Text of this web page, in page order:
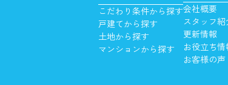
こだわり条件から探す
戸建てから探す
土地から探す
マンションから探す
会社概要
スタッフ紹
更新情報
お役立ち情
お客様の声